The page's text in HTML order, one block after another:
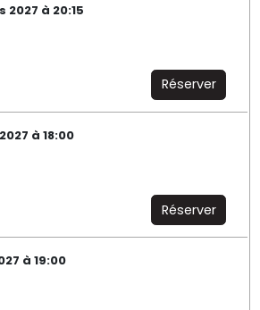
à 20:15
Réserver
à 18:00
Réserver
à 19:00